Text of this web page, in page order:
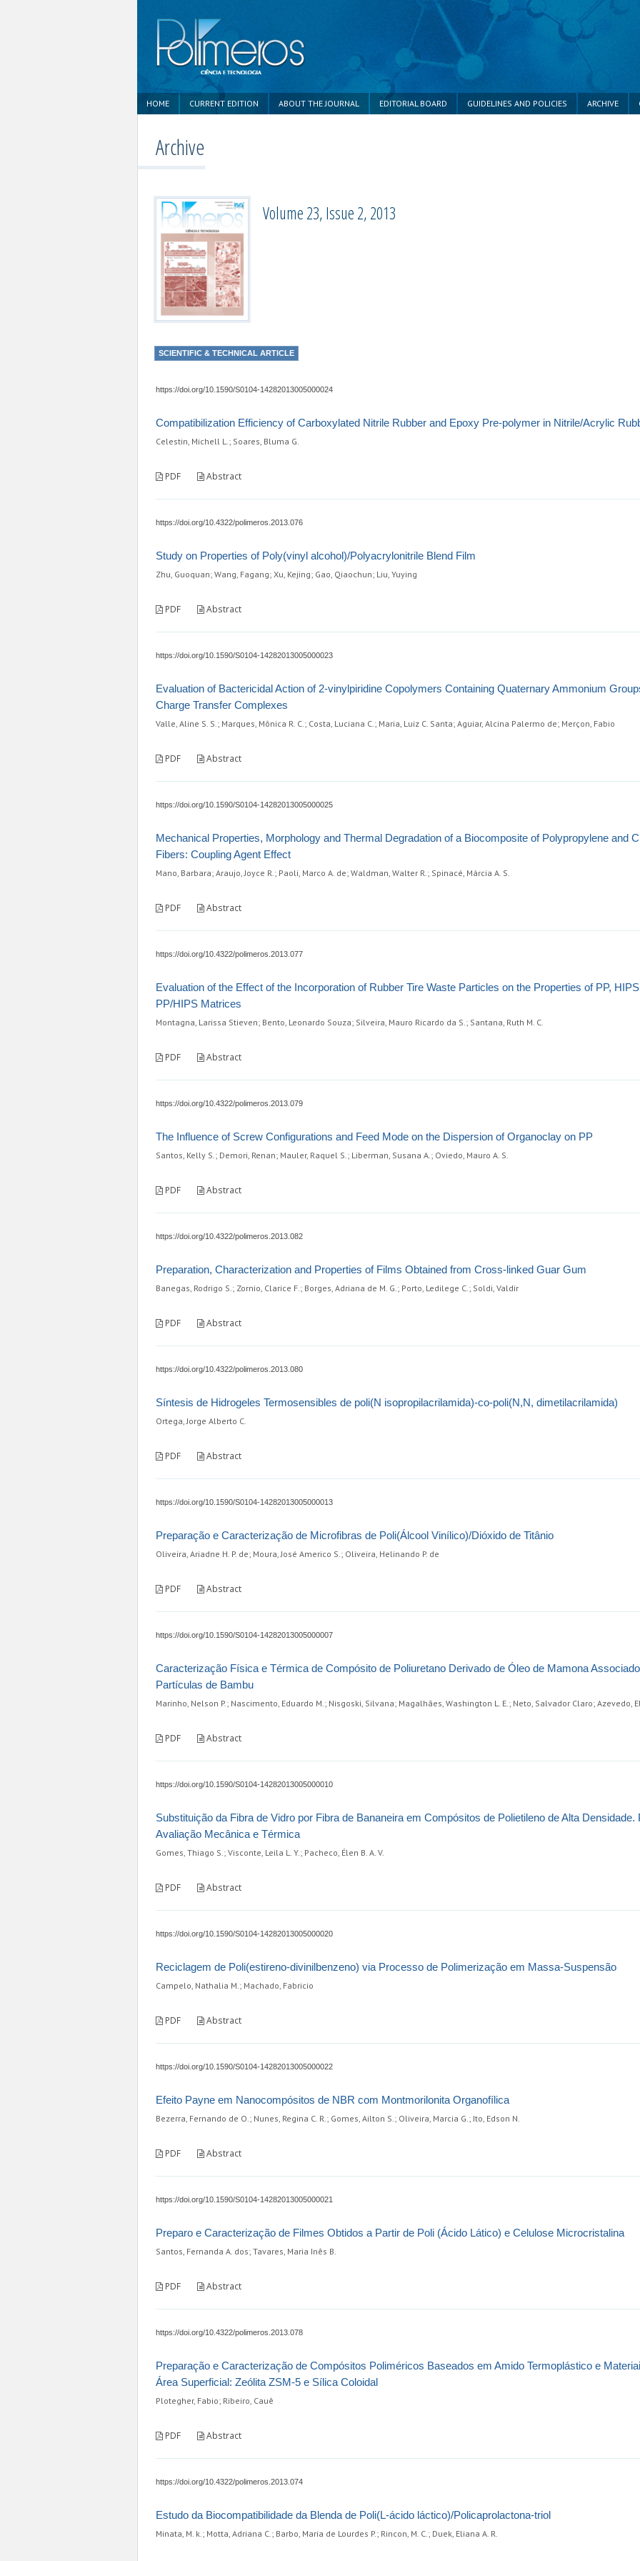
HOME CURRENT EDITION ABOUT THE JOURNAL EDITORIAL BOARD GUIDELINES AND POLICIES ARCHIVE
Archive
Volume 23, Issue 2, 2013
SCIENTIFIC & TECHNICAL ARTICLE
https://doi.org/10.1590/S0104-14282013005000024
Compatibilization Efficiency of Carboxylated Nitrile Rubber and Epoxy Pre-polymer in Nitrile/Acrylic
Celestin, Michell L.; Soares, Bluma G.
PDF Abstract
https://doi.org/10.4322/polimeros.2013.076
Study on Properties of Poly(vinyl alcohol)/Polyacrylonitrile Blend Film
Zhu, Guoquan; Wang, Fagang; Xu, Kejing; Gao, Qiaochun; Liu, Yuying
PDF Abstract
https://doi.org/10.1590/S0104-14282013005000023
Evaluation of Bactericidal Action of 2-vinylpiridine Copolymers Containing Quaternary Ammonium
Charge Transfer Complexes
Valle, Aline S. S.; Marques, Mônica R. C.; Costa, Luciana C.; Maria, Luiz C. Santa; Aguiar, Alcina Palermo de; Merçon, Fabio
PDF Abstract
https://doi.org/10.1590/S0104-14282013005000025
Mechanical Properties, Morphology and Thermal Degradation of a Biocomposite of Polypropylene and
Fibers: Coupling Agent Effect
Mano, Barbara; Araujo, Joyce R.; Paoli, Marco A. de; Waldman, Walter R.; Spinacé, Márcia A. S.
PDF Abstract
https://doi.org/10.4322/polimeros.2013.077
Evaluation of the Effect of the Incorporation of Rubber Tire Waste Particles on the Properties of PP,
PP/HIPS Matrices
Montagna, Larissa Stieven; Bento, Leonardo Souza; Silveira, Mauro Ricardo da S.; Santana, Ruth M. C.
PDF Abstract
https://doi.org/10.4322/polimeros.2013.079
The Influence of Screw Configurations and Feed Mode on the Dispersion of Organoclay on PP
Santos, Kelly S.; Demori, Renan; Mauler, Raquel S.; Liberman, Susana A.; Oviedo, Mauro A. S.
PDF Abstract
https://doi.org/10.4322/polimeros.2013.082
Preparation, Characterization and Properties of Films Obtained from Cross-linked Guar Gum
Banegas, Rodrigo S.; Zornio, Clarice F.; Borges, Adriana de M. G.; Porto, Ledilege C.; Soldi, Valdir
PDF Abstract
https://doi.org/10.4322/polimeros.2013.080
Síntesis de Hidrogeles Termosensibles de poli(N isopropilacrilamida)-co-poli(N,N, dimetilacrilamida)
Ortega, Jorge Alberto C.
PDF Abstract
https://doi.org/10.1590/S0104-14282013005000013
Preparação e Caracterização de Microfibras de Poli(Álcool Vinílico)/Dióxido de Titânio
Oliveira, Ariadne H. P. de; Moura, José Americo S.; Oliveira, Helinando P. de
PDF Abstract
https://doi.org/10.1590/S0104-14282013005000007
Caracterização Física e Térmica de Compósito de Poliuretano Derivado de Óleo de Mamona
Partículas de Bambu
Marinho, Nelson P.; Nascimento, Eduardo M.; Nisgoski, Silvana; Magalhães, Washington L. E.; Neto, Salvador Claro; Azevedo,
PDF Abstract
https://doi.org/10.1590/S0104-14282013005000010
Substituição da Fibra de Vidro por Fibra de Bananeira em Compósitos de Polietileno de Alta Densidade.
Avaliação Mecânica e Térmica
Gomes, Thiago S.; Visconte, Leila L. Y.; Pacheco, Élen B. A. V.
PDF Abstract
https://doi.org/10.1590/S0104-14282013005000020
Reciclagem de Poli(estireno-divinilbenzeno) via Processo de Polimerização em Massa-Suspensão
Campelo, Nathalia M.; Machado, Fabricio
PDF Abstract
https://doi.org/10.1590/S0104-14282013005000022
Efeito Payne em Nanocompósitos de NBR com Montmorilonita Organofílica
Bezerra, Fernando de O.; Nunes, Regina C. R.; Gomes, Ailton S.; Oliveira, Marcia G.; Ito, Edson N.
PDF Abstract
https://doi.org/10.1590/S0104-14282013005000021
Preparo e Caracterização de Filmes Obtidos a Partir de Poli (Ácido Lático) e Celulose Microcristalina
Santos, Fernanda A. dos; Tavares, Maria Inês B.
PDF Abstract
https://doi.org/10.4322/polimeros.2013.078
Preparação e Caracterização de Compósitos Poliméricos Baseados em Amido Termoplástico e
Área Superficial: Zeólita ZSM-5 e Sílica Coloidal
Plotegher, Fabio; Ribeiro, Cauê
PDF Abstract
https://doi.org/10.4322/polimeros.2013.074
Estudo da Biocompatibilidade da Blenda de Poli(L-ácido láctico)/Policaprolactona-triol
Minata, M. k.; Motta, Adriana C.; Barbo, Maria de Lourdes P.; Rincon, M. C.; Duek, Eliana A. R.